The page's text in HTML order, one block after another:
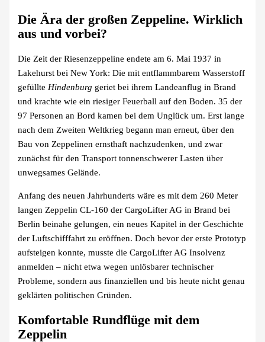
Die Ära der großen Zeppeline. Wirklich
aus und vorbei?
Die Zeit der Riesenzeppeline endete am 6. Mai 1937 in
Lakehurst bei New York: Die mit entflammbarem Wasserstoff
gefüllte Hindenburg geriet bei ihrem Landeanflug in Brand
und krachte wie ein riesiger Feuerball auf den Boden. 35 der
97 Personen an Bord kamen bei dem Unglück um. Erst lange
nach dem Zweiten Weltkrieg begann man erneut, über den
Bau von Zeppelinen ernsthaft nachzudenken, und zwar
zunächst für den Transport tonnenschwerer Lasten über
unwegsames Gelände.
Anfang des neuen Jahrhunderts wäre es mit dem 260 Meter
langen Zeppelin CL-160 der CargoLifter AG in Brand bei
Berlin beinahe gelungen, ein neues Kapitel in der Geschichte
der Luftschifffahrt zu eröffnen. Doch bevor der erste Prototyp
aufsteigen konnte, musste die CargoLifter AG Insolvenz
anmelden – nicht etwa wegen unlösbarer technischer
Probleme, sondern aus finanziellen und bis heute nicht genau
geklärten politischen Gründen.
Komfortable Rundflüge mit dem
Zeppelin